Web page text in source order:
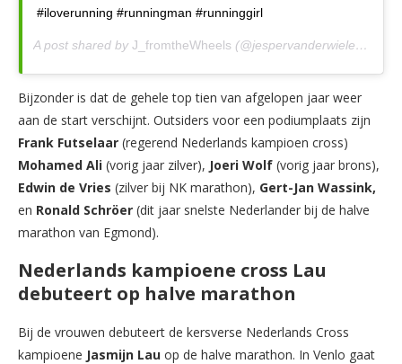
#iloverunning #runningman #runninggirl
A post shared by J_fromtheWheels (@jespervanderwielen) on
Bijzonder is dat de gehele top tien van afgelopen jaar weer
aan de start verschijnt. Outsiders voor een podiumplaats zijn
Frank Futselaar (regerend Nederlands kampioen cross)
Mohamed Ali (vorig jaar zilver), Joeri Wolf (vorig jaar brons),
Edwin de Vries (zilver bij NK marathon), Gert-Jan Wassink,
en Ronald Schröer (dit jaar snelste Nederlander bij de halve
marathon van Egmond).
Nederlands kampioene cross Lau
debuteert op halve marathon
Bij de vrouwen debuteert de kersverse Nederlands Cross
kampioene Jasmijn Lau op de halve marathon. In Venlo gaat